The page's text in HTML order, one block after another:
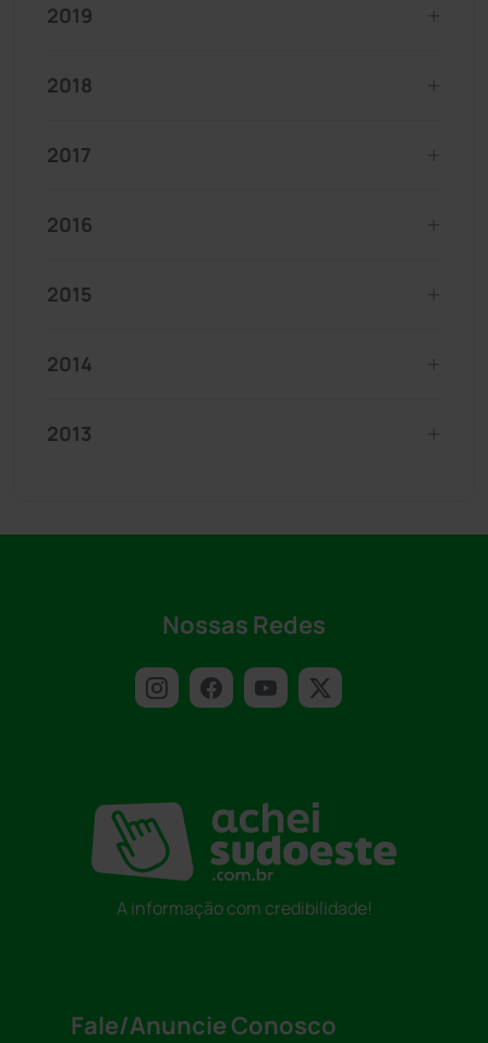
2019
2018
2017
2016
2015
2014
2013
Nossas Redes
A informação com credibilidade!
Fale/Anuncie Conosco